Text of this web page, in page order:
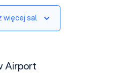
więcej sal
Airport